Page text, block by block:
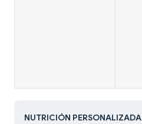
NUTRICIÓN PERSONALIZADA